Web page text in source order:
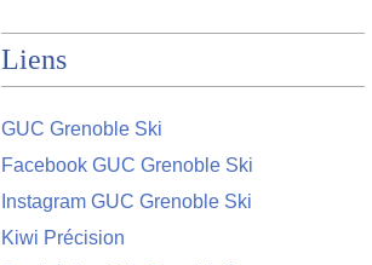
Liens
GUC Grenoble Ski
Facebook GUC Grenoble Ski
Instagram GUC Grenoble Ski
Kiwi Précision